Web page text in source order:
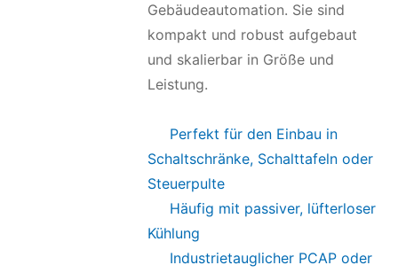
Gebäudeautomation. Sie sind
kompakt und robust aufgebaut
und skalierbar in Größe und
Leistung.
Perfekt für den Einbau in
Schaltschränke, Schalttafeln oder
Steuerpulte
Häufig mit passiver, lüfterloser
Kühlung
Industrietauglicher PCAP oder